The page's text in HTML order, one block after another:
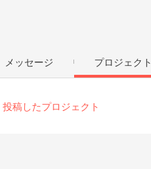
メッセージ プロジェクト
投稿したプロジェクト